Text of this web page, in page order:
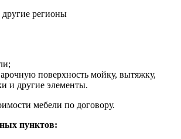
другие регионы
поверхность мойку, вытяжку,
и другие элементы.
мебели по договору.
пунктов: